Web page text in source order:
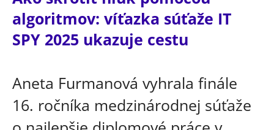
algoritmov: víťazka súťaže IT
SPY 2025 ukazuje cestu
Aneta Furmanová vyhrala finále
16. ročníka medzinárodnej súťaže